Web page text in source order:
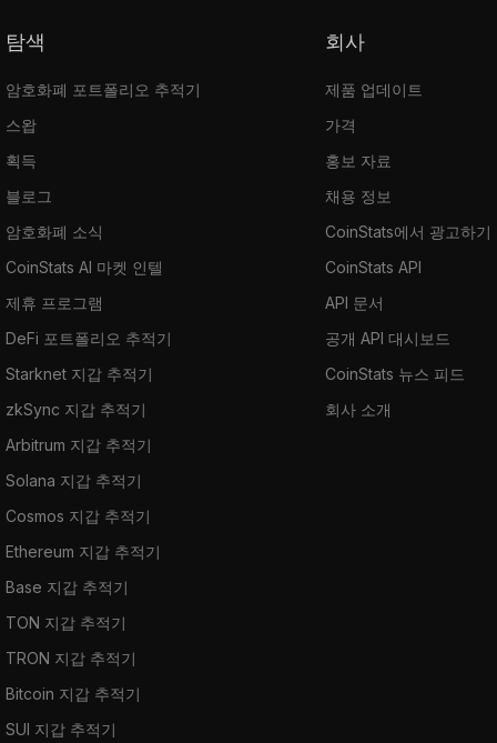
탐색
암호화폐 포트폴리오 추적기
스왑
획득
블로그
암호화폐 소식
CoinStats AI 마켓 인텔
제휴 프로그램
DeFi 포트폴리오 추적기
Starknet 지갑 추적기
zkSync 지갑 추적기
Arbitrum 지갑 추적기
Solana 지갑 추적기
Cosmos 지갑 추적기
Ethereum 지갑 추적기
Base 지갑 추적기
TON 지갑 추적기
TRON 지갑 추적기
Bitcoin 지갑 추적기
SUI 지갑 추적기
회사
제품 업데이트
가격
홍보 자료
채용 정보
CoinStats에서 광고하기
CoinStats API
API 문서
공개 API 대시보드
CoinStats 뉴스 피드
회사 소개